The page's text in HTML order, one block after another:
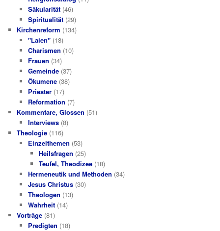
Säkularität(46)
Spiritualität(29)
Kirchenreform (134)
"Laien"(18)
Charismen (10)
Frauen (34)
Gemeinde(37)
Ökumene(38)
Priester(17)
Reformation (7)
Kommentare, Glossen (51)
Interviews(8)
Theologie (116)
Einzelthemen (53)
Heilsfragen (25)
Teufel, Theodizee (18)
Hermeneutik und Methoden (34)
Jesus Christus(30)
Theologen (13)
Wahrheit(14)
Vorträge (81)
Predigten (18)